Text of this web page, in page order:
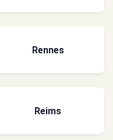
Rennes
Reims